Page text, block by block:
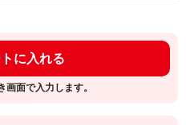
に入れる
画面で入力します。